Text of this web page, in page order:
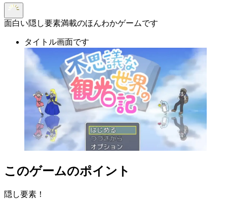
面白い隠し要素満載のほんわかゲームです
タイトル画面です
このゲームのポイント
隠し要素！